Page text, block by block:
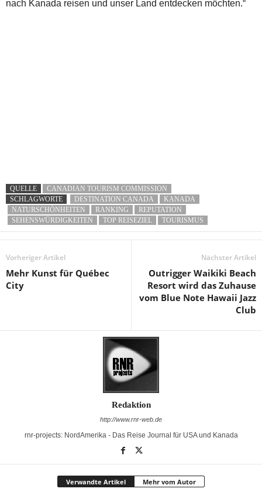
nach Kanada reisen und unser Land entdecken möchten.“
QUELLE
CANADIAN TOURISM COMMISSION
SCHLAGWORTE
DESTINATION CANADA
KANADA
NATURSCHÖNHEITEN
RANKING
REPUTATION
SEHENSWÜRDIGKEITEN
TOP REISEZIEL TOURISMUS
Vorheriger Artikel
Mehr Kunst für Québec
City
Nächster Artikel
Outrigger Waikiki Beach
Resort wird das Zuhause
vom Blue Note Hawaii Jazz
Club
Redaktion
http://www.rnr-web.de
rnr-projects: NordAmerika - Das Reise Journal für USA und Kanada
Verwandte Artikel Mehr vom Autor